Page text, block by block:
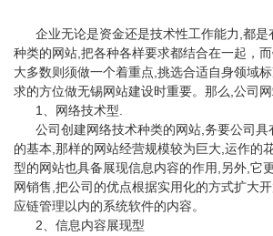
企业无论是资金还是技术性工作能力,都是
种类的网站,把各种各样要求都结合在一起，
大多数则须做一个着重点,挑选合适自身领域
求的方位做无锡网站建设时重要。那么,公司
1、网络技术型.
公司创建网络技术种类的网站,务要公司具
的基本,那样的网站经营规模较为巨大,运作的
型的网站也具备展现信息内容的作用,另外,它
网销售,把公司的优点根据实用化的方式扩大
应链管理以内的系统软件的内容。
2、信息内容展现型